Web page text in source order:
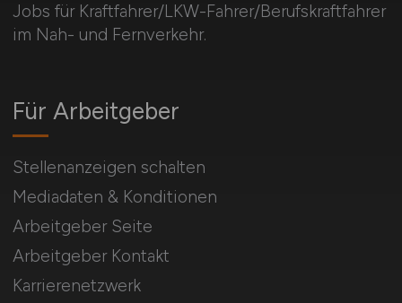
Jobs für Kraftfahrer/LKW-Fahrer/Berufskraftfahrer
im Nah- und Fernverkehr.
Für Arbeitgeber
Stellenanzeigen schalten
Mediadaten & Konditionen
Arbeitgeber Seite
Arbeitgeber Kontakt
Karrierenetzwerk